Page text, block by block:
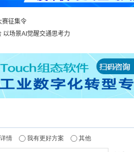
赛征集令
以场景AI觉醒交通思考力